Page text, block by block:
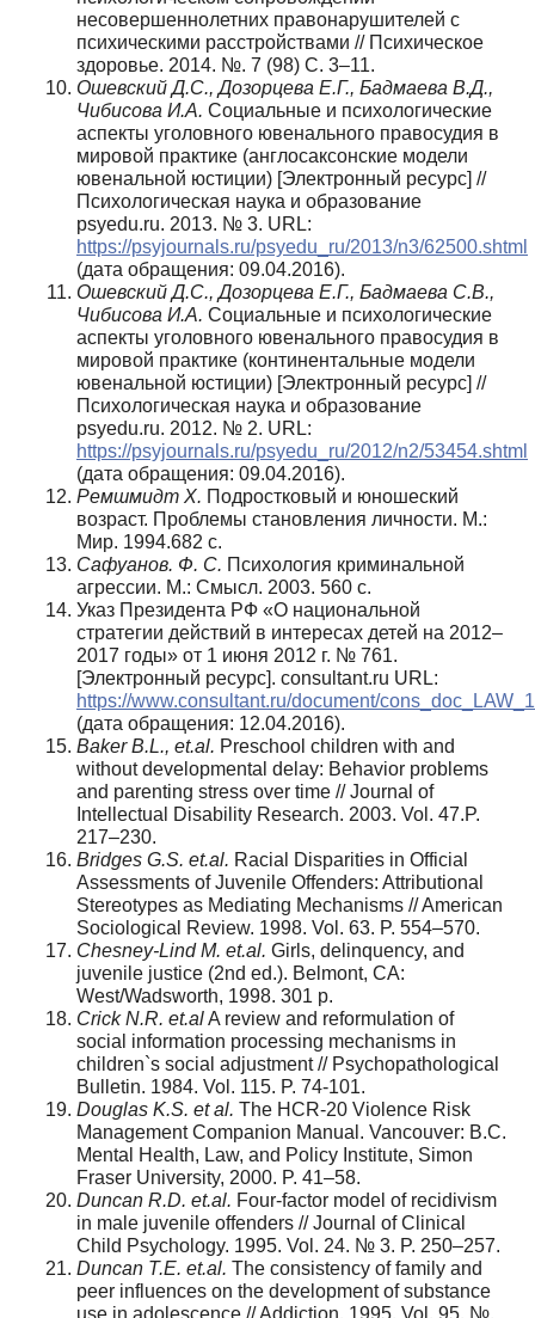
несовершеннолетних правонарушителей с
психическими расстройствами // Психическое
здоровье. 2014. №. 7 (98) C. 3–11.
Ошевский Д.С., Дозорцева Е.Г., Бадмаева В.Д.,
Чибисова И.А. Социальные и психологические
аспекты уголовного ювенального правосудия в
мировой практике (англосаксонские модели
ювенальной юстиции) [Электронный ресурс] //
Психологическая наука и образование
psyedu.ru. 2013. № 3. URL:
https://psyjournals.ru/psyedu_ru/2013/n3/62500.shtml
(дата обращения: 09.04.2016).
Ошевский Д.С., Дозорцева Е.Г., Бадмаева С.В.,
Чибисова И.А. Социальные и психологические
аспекты уголовного ювенального правосудия в
мировой практике (континентальные модели
ювенальной юстиции) [Электронный ресурс] //
Психологическая наука и образование
psyedu.ru. 2012. № 2. URL:
https://psyjournals.ru/psyedu_ru/2012/n2/53454.shtml
(дата обращения: 09.04.2016).
Ремшмидт X. Подростковый и юношеский
возраст. Проблемы становления личности. М.:
Мир. 1994.682 c.
Сафуанов. Ф. С. Психология криминальной
агрессии. М.: Смысл. 2003. 560 с.
Указ Президента РФ «О национальной
стратегии действий в интересах детей на 2012–
2017 годы» от 1 июня 2012 г. № 761.
[Электронный ресурс]. consultant.ru URL:
https://www.consultant.ru/document/
(дата обращения: 12.04.2016).
Baker B.L., et.al. Preschool children with and
without developmental delay: Behavior problems
and parenting stress over time // Journal of
Intellectual Disability Research. 2003. Vol. 47.P.
217–230.
Bridges G.S. et.al. Racial Disparities in Official
Assessments of Juvenile Offenders: Attributional
Stereotypes as Mediating Mechanisms // American
Sociological Review. 1998. Vol. 63. P. 554–570.
Chesney-Lind M. et.al. Girls, delinquency, and
juvenile justice (2nd ed.). Belmont, CA:
West/Wadsworth, 1998. 301 p.
Crick N.R. et.alA review and reformulation of
social information processing mechanisms in
children`s social adjustment // Psychopathological
Bulletin. 1984. Vol. 115. P. 74-101.
Douglas K.S. et al. The HCR-20 Violence Risk
Management Companion Manual. Vancouver: B.C.
Mental Health, Law, and Policy Institute, Simon
Fraser University, 2000. P. 41–58.
Duncan R.D. et.al. Four-factor model of recidivism
in male juvenile offenders // Journal of Clinical
Child Psychology. 1995. Vol. 24. № 3. P. 250–257.
Duncan T.E. et.al. The consistency of family and
peer influences on the development of substance
use in adolescence // Addiction. 1995. Vol. 95. №.